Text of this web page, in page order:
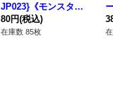
JP023}《モンスタ
ー》
80円(税込)
在庫数 85枚